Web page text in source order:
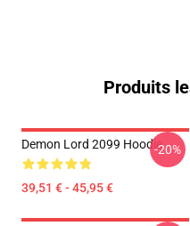
Produits
Demon Lord 2099 Hoodie
39,51 € - 45,95 €
-20%